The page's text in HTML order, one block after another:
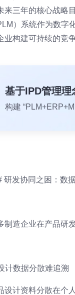
来三年的核心战略
）系统作为数
业构建可持续的竞争
基于IPD管理理
构建
研发协同之困：数
制造企业在产品研
计数据分散难追溯
设计资料分散在个